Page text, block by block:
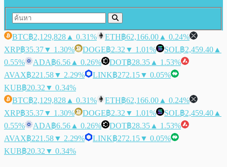
BTC฿2,129,828 ▲ 0.31% ETH฿62,166.00 ▲ 0.24%
XRP฿35.37▼ 1.30% DOGE฿2.32 ▼ 1.01% SOL฿2,459.40 ▲
0.55%
ADA฿6.56 ▲ 0.26% DOT฿28.35 ▲ 1.53%
AVAX฿221.58▼ 2.29% LINK฿272.15▼ 0.05%
KUB฿20.32 ▼ 0.34%
BTC฿2,129,828 ▲ 0.31% ETH฿62,166.00 ▲ 0.24%
XRP฿35.37▼ 1.30% DOGE฿2.32 ▼ 1.01% SOL฿2,459.40 ▲
0.55%
ADA฿6.56 ▲ 0.26% DOT฿28.35 ▲ 1.53%
AVAX฿221.58▼ 2.29% LINK฿272.15▼ 0.05%
KUB฿20.32 ▼ 0.34%